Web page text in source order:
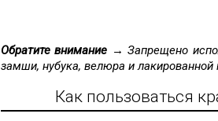
Обратите внимание → Запрещено
замши, нубука, велюра и лакированной
Как пользоваться